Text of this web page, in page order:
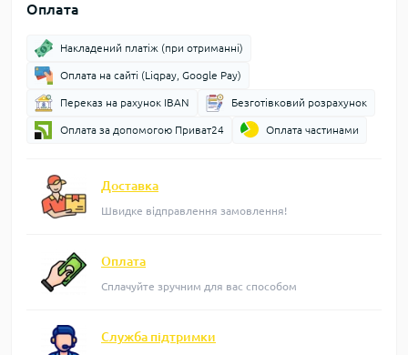
Оплата
Накладений платіж (при отриманні)
Оплата на сайті (Liqpay, Google Pay)
Переказ на рахунок IBAN Безготівковий розрахунок
Оплата за допомогою Приват24 Оплата частинами
Доставка
Швидке відправлення замовлення!
Оплата
Сплачуйте зручним для вас способом
Служба підтримки